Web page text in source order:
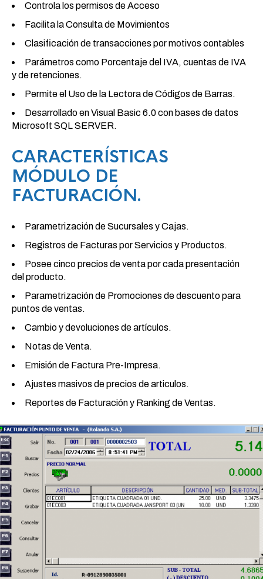
Controla los permisos de Acceso
Facilita la Consulta de Movimientos
Clasificación de transacciones por motivos contables
Parámetros como Porcentaje del IVA, cuentas de IVA
y de retenciones.
Permite el Uso de la Lectora de Códigos de Barras.
Desarrollado en Visual Basic 6.0 con bases de datos
Microsoft SQL SERVER.
CARACTERÍSTICAS
MÓDULO DE
FACTURACIÓN.
Parametrización de Sucursales y Cajas.
Registros de Facturas por Servicios y Productos.
Posee cinco precios de venta por cada presentación
del producto.
Parametrización de Promociones de descuento para
puntos de ventas.
Cambio y devoluciones de artículos.
Notas de Venta.
Emisión de Factura Pre-Impresa.
Ajustes masivos de precios de articulos.
Reportes de Facturación y Ranking de Ventas.